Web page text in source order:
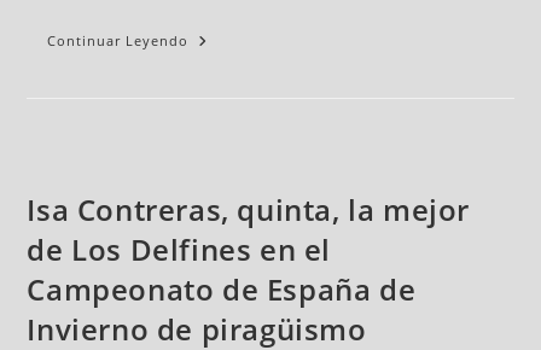
Continuar Leyendo
Isa Contreras, quinta, la mejor
de Los Delfines en el
Campeonato de España de
Invierno de piragüismo